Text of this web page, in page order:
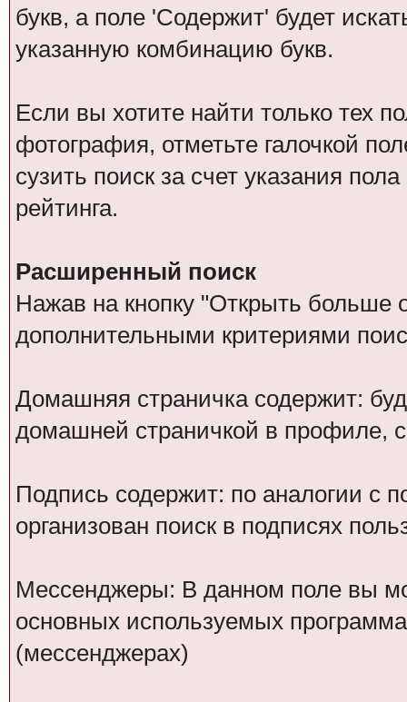
букв, а поле 'Содержит' будет
указанную комбинацию букв.
Если вы хотите найти только тех
фотография, отметьте галочкой
сузить поиск за счет указания
рейтинга.
Расширенный поиск
Нажав на кнопку "Открыть больше
дополнительными критериями
Домашняя страничка содержит:
домашней страничкой в профиле,
Подпись содержит: по аналогии с
организован поиск в подписях
Мессенджеры: В данном поле вы
основных используемых
(мессенджерах)